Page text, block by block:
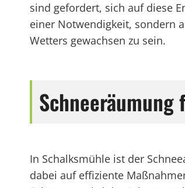
sind gefordert, sich auf diese
einer Notwendigkeit, sondern
Wetters gewachsen zu sein.
In Schalksmühle ist der
dabei auf effiziente